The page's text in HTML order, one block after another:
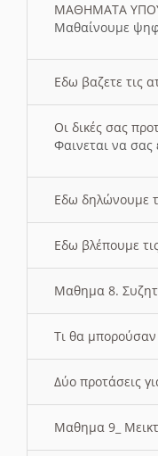
ΜΑΘΗΜΑΤΑ
Μαθαίνουμε
Εδω βαζετε τις
Οι δικές σας
Φαινεται να σας
Εδω δηλώνουμε
Εδω βλέπουμε
Μαθημα 8.
Τι θα
Δύο προτάσεις
Μαθημα 9_